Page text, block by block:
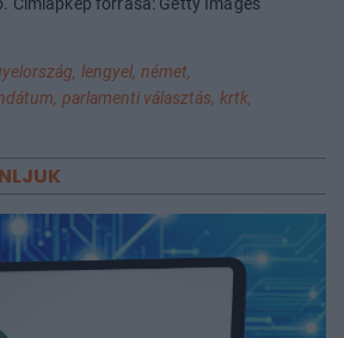
lengyel, német,
parlamenti választás, krtk,